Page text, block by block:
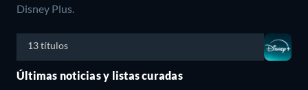
Disney Plus.
13 títulos
Últimas noticias y listas curadas